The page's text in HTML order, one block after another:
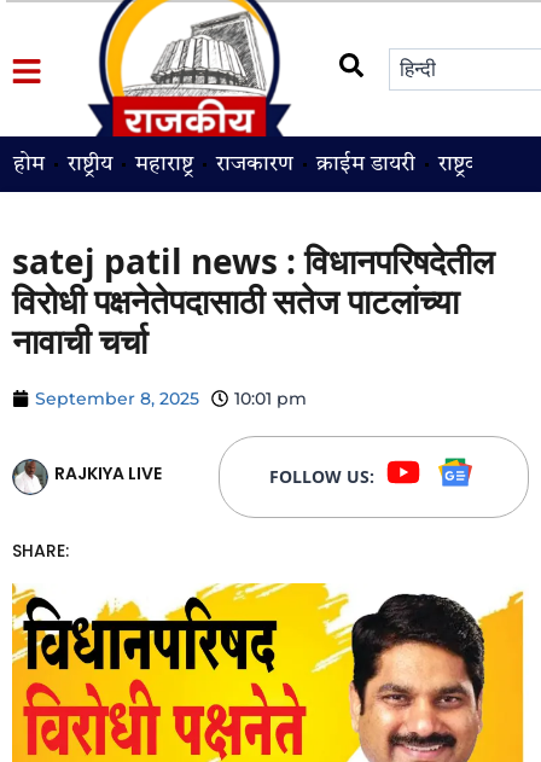
होम राष्ट्रीय महाराष्ट्र राजकारण क्राईम डायरी राष्ट्रवादी
satej patil news : विधानपरिषदेतील
विरोधी पक्षनेतेपदासाठी सतेज पाटलांच्या
नावाची चर्चा
September 8, 2025 10:01 pm
RAJKIYA LIVE FOLLOW US:
SHARE: